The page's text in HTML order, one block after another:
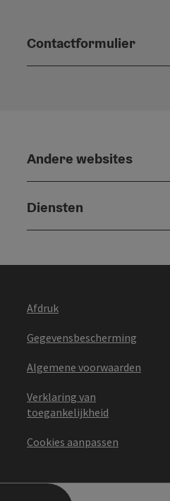
Contactformulier
Andere websites
Diensten
Afdruk
Gegevensbescherming
Algemene voorwaarden
Verklaring van
toegankelijkheid
Cookies aanpassen